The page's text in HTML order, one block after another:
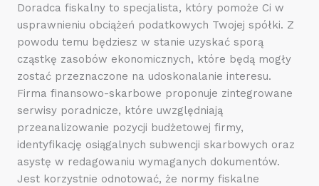
Doradca fiskalny to specjalista, który pomoże Ci w
usprawnieniu obciążeń podatkowych Twojej spółki. Z
powodu temu będziesz w stanie uzyskać sporą
cząstkę zasobów ekonomicznych, które będą mogły
zostać przeznaczone na udoskonalanie interesu.
Firma finansowo-skarbowe proponuje zintegrowane
serwisy poradnicze, które uwzględniają
przeanalizowanie pozycji budżetowej firmy,
identyfikację osiągalnych subwencji skarbowych oraz
asystę w redagowaniu wymaganych dokumentów.
Jest korzystnie odnotować, że normy fiskalne